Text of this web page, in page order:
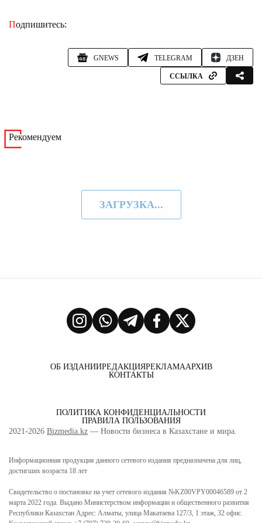
Подпишитесь:
GNEWS TELEGRAM ДЗЕН
ССЫЛКА
Рекомендуем
ЗАГРУЗКА...
ОБ ИЗДАНИИРЕДАКЦИЯРЕКЛАМААРХИВ
КОНТАКТЫ
ПОЛИТИКА КОНФИДЕНЦИАЛЬНОСТИ
ПРАВИЛА ПОЛЬЗОВАНИЯ
2021-2026 Bizmedia.kz — Новости бизнеса в Казахстане и мира.
Информационная продукция данного сетевого издания предназначена для лиц,
достигших возраста 18 лет
Свидетельство о постановке на учет сетевого издания №KZ00VPY00046589 от 2
марта 2022 года. Выдано Министерством информации и общественного развития
Республики Казахстан Адрес: Алматы, улица Макатаева 127/3, 1 этаж, 32 офис.